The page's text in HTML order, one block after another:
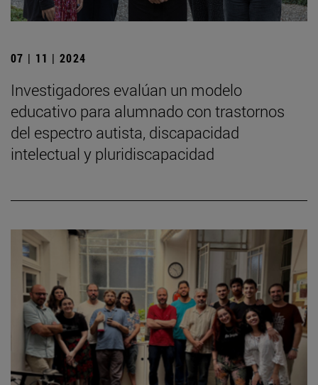
07 | 11 | 2024
Investigadores evalúan un modelo
educativo para alumnado con trastornos
del espectro autista, discapacidad
intelectual y pluridiscapacidad